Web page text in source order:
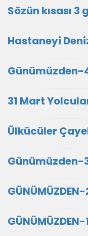
Sözün kısası 3
Hastaneyi
Günümüzden-
31 Mart
Ülkücüler
Günümüzden-
GÜNÜMÜZDEN-
GÜNÜMÜZDEN-